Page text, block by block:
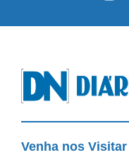
Venha nos Visitar